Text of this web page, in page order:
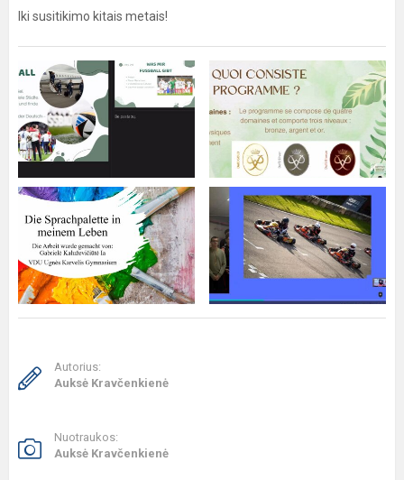
Iki susitikimo kitais metais!
Autorius:
Auksė Kravčenkienė
Nuotraukos:
Auksė Kravčenkienė